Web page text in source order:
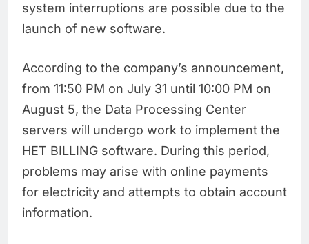
system interruptions are possible due to the
launch of new software.
According to the company’s announcement,
from 11:50 PM on July 31 until 10:00 PM on
August 5, the Data Processing Center
servers will undergo work to implement the
HET BILLING software. During this period,
problems may arise with online payments
for electricity and attempts to obtain account
information.